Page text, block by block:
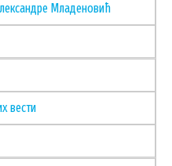
Младеновић
вести